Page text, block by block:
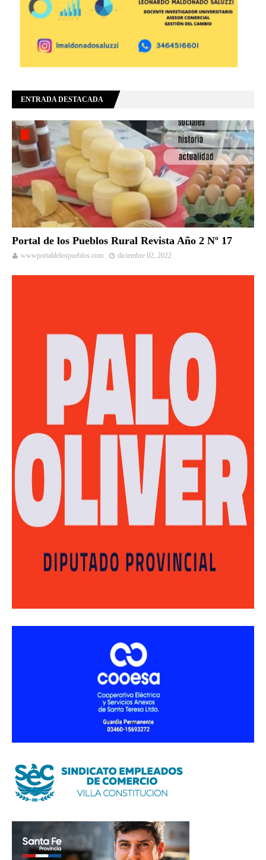
ENTRADA DESTACADA
Portal de los Pueblos Rural Revista Año 2 Nº 17
wwwportaldelospueblos.com diciembre 02, 2022